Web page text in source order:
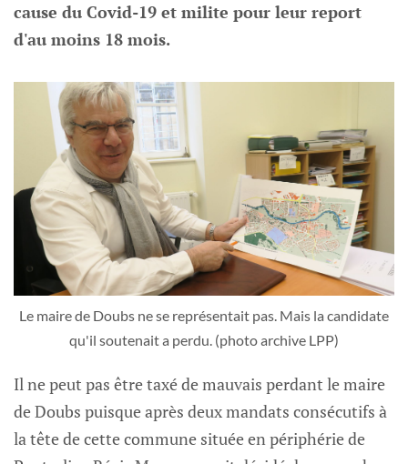
cause du Covid-19 et milite pour leur report
d'au moins 18 mois.
Le maire de Doubs ne se représentait pas. Mais la candidate
qu'il soutenait a perdu. (photo archive LPP)
Il ne peut pas être taxé de mauvais perdant le maire
de Doubs puisque après deux mandats consécutifs à
la tête de cette commune située en périphérie de